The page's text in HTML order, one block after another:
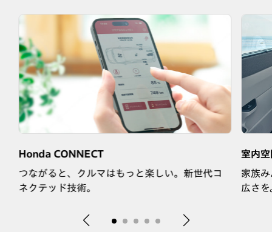
Honda CONNECT
つながると、クルマはもっと楽しい。新世代コ
ネクテッド技術。
室内
家族
広さを